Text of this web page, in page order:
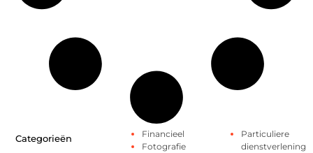
Categorieën
Financieel
Fotografie
Particuliere
dienstverlening